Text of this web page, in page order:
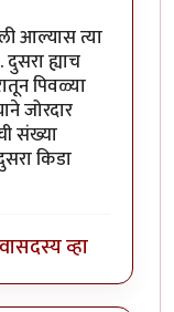
आल्यास त्या
ह्याच
पिवळ्या
जोरदार
संख्या
किडा
सदस्य व्हा